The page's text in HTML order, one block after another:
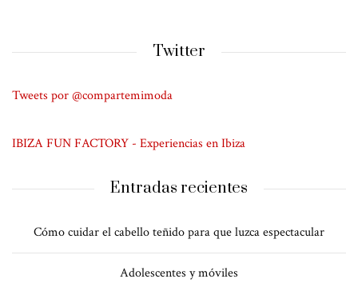
Twitter
Tweets por @compartemimoda
IBIZA FUN FACTORY - Experiencias en Ibiza
Entradas recientes
Cómo cuidar el cabello teñido para que luzca espectacular
Adolescentes y móviles